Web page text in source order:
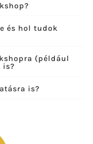
és hol tudok
(például
is?
is?